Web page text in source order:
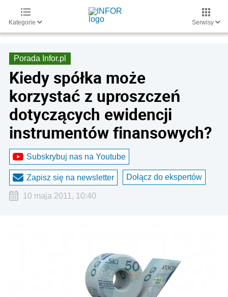
Kategorie Serwisy
Porada Infor.pl
Kiedy spółka może
korzystać z uproszczeń
dotyczących ewidencji
instrumentów finansowych?
Subskrybuj nas na Youtube
Zapisz się na newsletter Dołącz do ekspertów
10 maja 2011, 10:40